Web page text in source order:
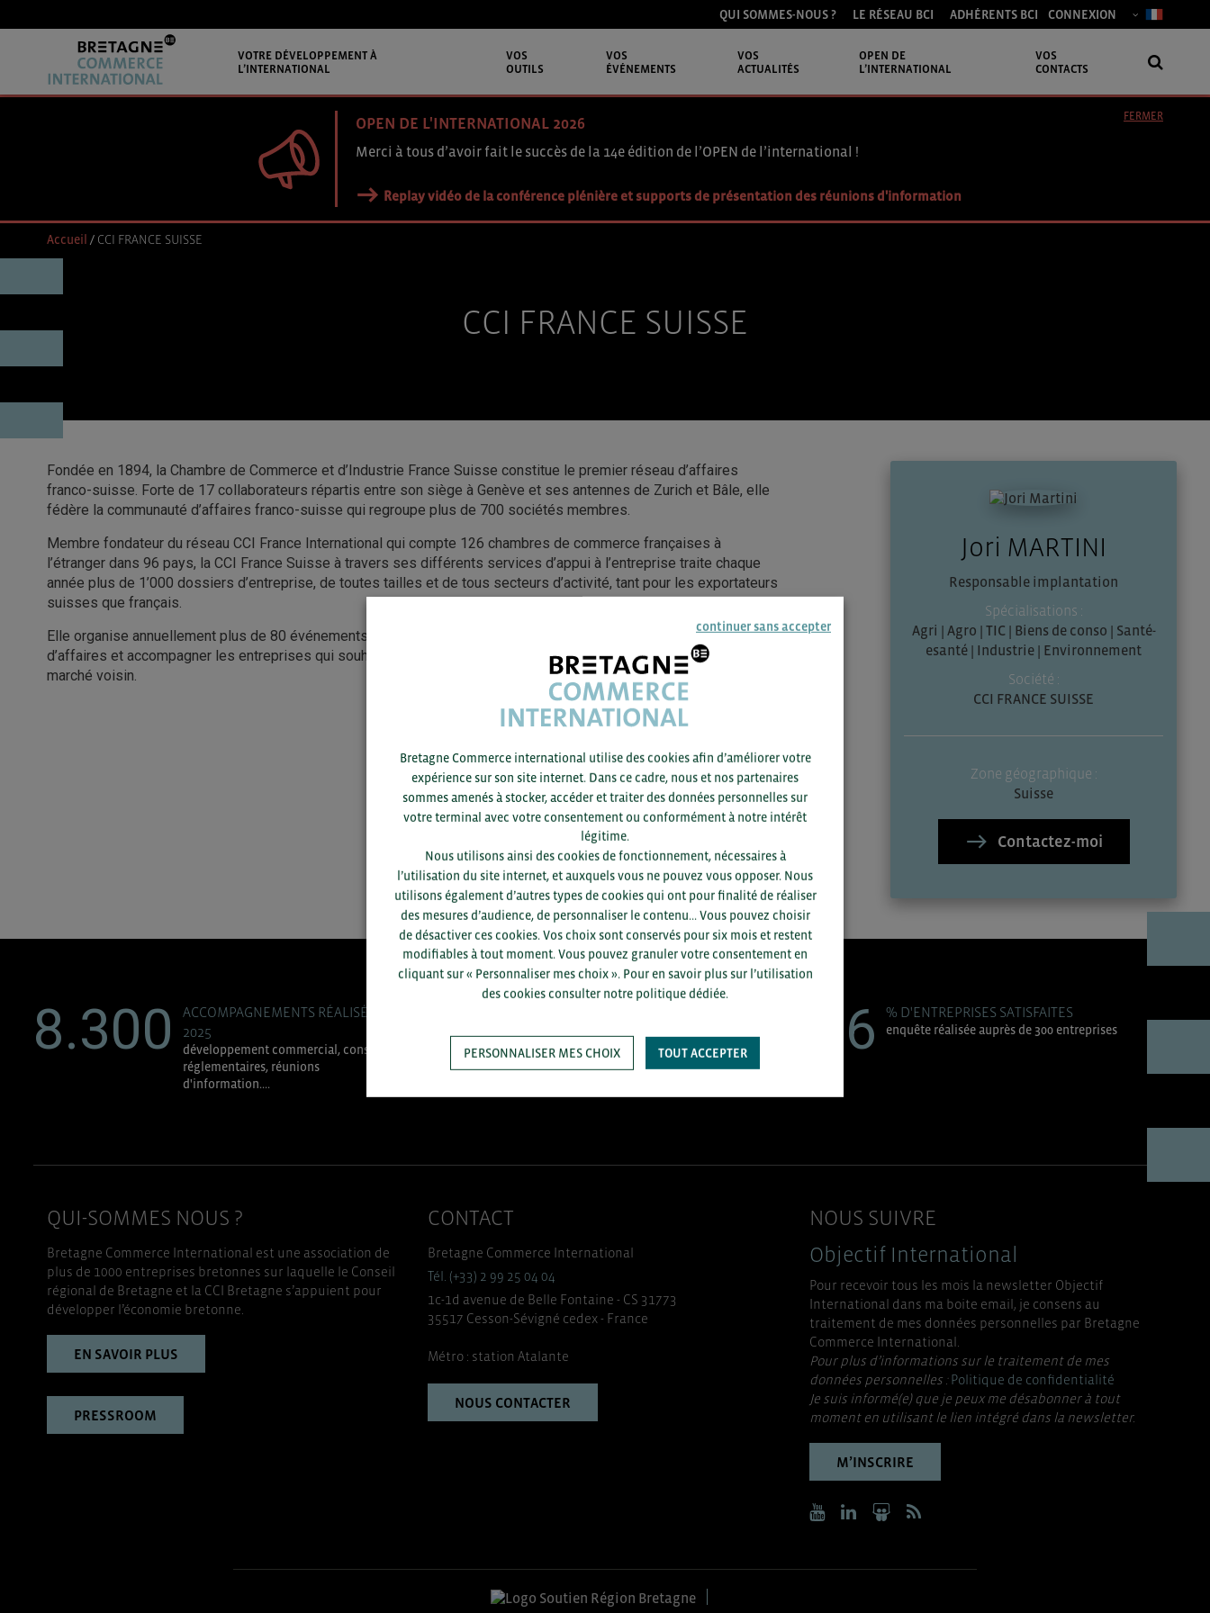
QUI SOMMES-NOUS ? LE RÉSEAU BCI ADHÉRENTS BCI CONNEXION
VOTRE DÉVELOPPEMENT À
L’INTERNATIONAL
VOS
OUTILS
VOS
ÉVÉNEMENTS
VOS
ACTUALITÉS
OPEN DE
L’INTERNATIONAL
VOS
CONTACTS
OPEN DE L'INTERNATIONAL 2026
Merci à tous d’avoir fait le succès de la 14e édition de l’OPEN de l’international !
Replay vidéo de la conférence plénière et supports de présentation des réunions d'information
FERMER
Accueil / CCI FRANCE SUISSE
CCI FRANCE SUISSE
Fondée en 1894, la Chambre de Commerce et d’Industrie France Suisse constitue le premier réseau d’affaires
franco-suisse. Forte de 17 collaborateurs répartis entre son siège à Genève et ses antennes de Zurich et Bâle, elle
fédère la communauté d’affaires franco-suisse qui regroupe plus de 700 sociétés membres.
Membre fondateur du réseau CCI France International qui compte 126 chambres de commerce françaises à
l’étranger dans 96 pays, la CCI France Suisse à travers ses différents services d’appui à l’entreprise traite chaque
année plus de 1’000 dossiers d’entreprise, de toutes tailles et de tous secteurs d’activité, tant pour les exportateurs
suisses que français.
Elle organise annuellement plus de 80 événements pour permettre aux membres de développer leur courant
d’affaires et accompagner les entreprises qui souhaitent s’implanter ou se développer commercialement sur le
marché voisin.
Jori MARTINI
Responsable implantation
Spécialisations :
Agri | Agro | TIC | Biens de conso | Santé-
esanté | Industrie | Environnement
Société :
CCI FRANCE SUISSE
Zone géographique :
Suisse
Contactez-moi
8.300
ACCOMPAGNEMENTS RÉALISÉS EN
2025
développement commercial, conseils
réglementaires, réunions
d'information....
+1.700
en 2025
96 % D'ENTREPRISES SATISFAITES
enquête réalisée auprès de 300 entreprises
QUI-SOMMES NOUS ?
Bretagne Commerce International est une association de
plus de 1000 entreprises bretonnes sur laquelle le Conseil
régional de Bretagne et la CCI Bretagne s’appuient pour
développer l’économie bretonne.
EN SAVOIR PLUS
PRESSROOM
CONTACT
Bretagne Commerce International
Tél. (+33) 2 99 25 04 04
1c-1d avenue de Belle Fontaine - CS 31773
35517 Cesson-Sévigné cedex - France
Métro : station Atalante
NOUS CONTACTER
NOUS SUIVRE
Objectif International
Pour recevoir tous les mois la newsletter Objectif
International dans ma boite email, je consens au
traitement de mes données personnelles par Bretagne
Commerce International.
Pour plus d’informations sur le traitement de mes
données personnelles :Politique de confidentialité
Je suis informé(e) que je peux me désabonner à tout
moment en utilisant le lien intégré dans la newsletter.
M’INSCRIRE
continuer sans accepter
Bretagne Commerce international utilise des cookies afin d’améliorer votre
expérience sur son site internet. Dans ce cadre, nous et nos partenaires
sommes amenés à stocker, accéder et traiter des données personnelles sur
votre terminal avec votre consentement ou conformément à notre intérêt
légitime.
Nous utilisons ainsi des cookies de fonctionnement, nécessaires à
l’utilisation du site internet, et auxquels vous ne pouvez vous opposer. Nous
utilisons également d’autres types de cookies qui ont pour finalité de réaliser
des mesures d’audience, de personnaliser le contenu... Vous pouvez choisir
de désactiver ces cookies. Vos choix sont conservés pour six mois et restent
modifiables à tout moment. Vous pouvez granuler votre consentement en
cliquant sur « Personnaliser mes choix ». Pour en savoir plus sur l’utilisation
des cookies consulter notre politique dédiée.
PERSONNALISER MES CHOIX TOUT ACCEPTER